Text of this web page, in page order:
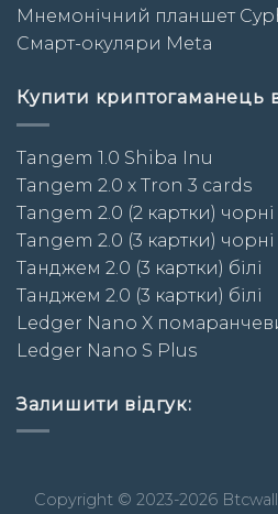
Мнемонічний планшет
Смарт-окуляри Meta
Купити криптогаманець
Tangem 1.0 Shiba Inu
Tangem 2.0 x Tron 3 cards
Tangem 2.0 (2 картки) чорні
Tangem 2.0 (3 картки) чорні
Taнджем 2.0 (3 картки) білі
Taнджем 2.0 (3 картки) білі
Ledger Nano X
Ledger Nano S Plus
Залишити відгук:
Copyright © 2023-2026